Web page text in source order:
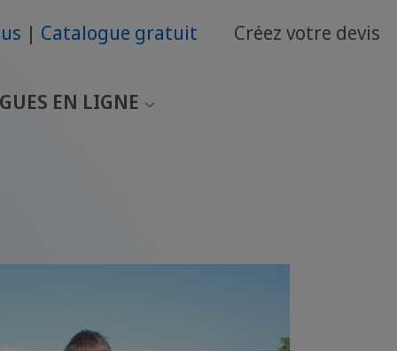
Catalogue gratuit Créez votre devis
EN LIGNE